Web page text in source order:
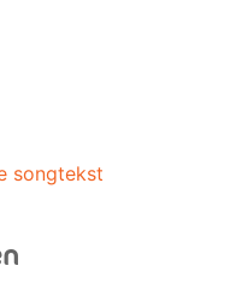
songtekst